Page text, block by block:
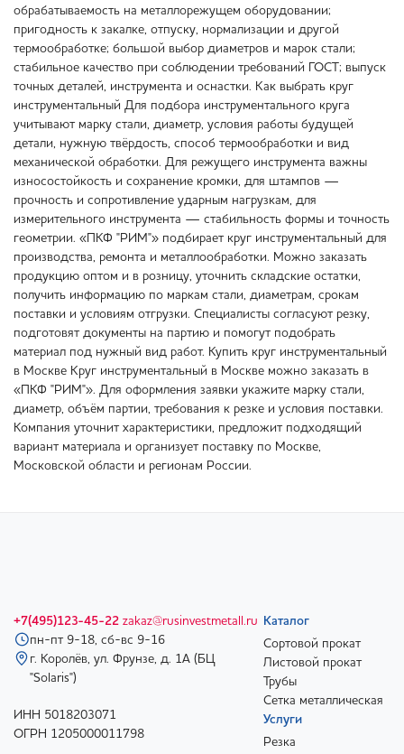
обрабатываемость на металлорежущем оборудовании;
пригодность к закалке, отпуску, нормализации и другой
термообработке; большой выбор диаметров и марок стали;
стабильное качество при соблюдении требований ГОСТ; выпуск
точных деталей, инструмента и оснастки. Как выбрать круг
инструментальный Для подбора инструментального круга
учитывают марку стали, диаметр, условия работы будущей
детали, нужную твёрдость, способ термообработки и вид
механической обработки. Для режущего инструмента важны
износостойкость и сохранение кромки, для штампов —
прочность и сопротивление ударным нагрузкам, для
измерительного инструмента — стабильность формы и точность
геометрии. «ПКФ "РИМ"» подбирает круг инструментальный для
производства, ремонта и металлообработки. Можно заказать
продукцию оптом и в розницу, уточнить складские остатки,
получить информацию по маркам стали, диаметрам, срокам
поставки и условиям отгрузки. Специалисты согласуют резку,
подготовят документы на партию и помогут подобрать
материал под нужный вид работ. Купить круг инструментальный
в Москве Круг инструментальный в Москве можно заказать в
«ПКФ "РИМ"». Для оформления заявки укажите марку стали,
диаметр, объём партии, требования к резке и условия поставки.
Компания уточнит характеристики, предложит подходящий
вариант материала и организует поставку по Москве,
Московской области и регионам России.
+7(495)123-45-22 zakaz@rusinvestmetall.ru
пн-пт 9-18, сб-вс 9-16
г. Королёв, ул. Фрунзе, д. 1А (БЦ
"Solaris")
ИНН 5018203071
ОГРН 1205000011798
Каталог
Сортовой прокат
Листовой прокат
Трубы
Сетка металлическая
Услуги
Резка